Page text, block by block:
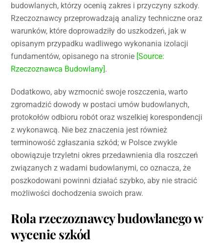
budowlanych, którzy ocenią zakres i przyczyny szkody.
Rzeczoznawcy przeprowadzają analizy techniczne oraz
warunków, które doprowadziły do uszkodzeń, jak w
opisanym przypadku wadliwego wykonania izolacji
fundamentów, opisanego na stronie [Source:
Rzeczoznawca Budowlany].
Dodatkowo, aby wzmocnić swoje roszczenia, warto
zgromadzić dowody w postaci umów budowlanych,
protokołów odbioru robót oraz wszelkiej korespondencji
z wykonawcą. Nie bez znaczenia jest również
terminowość zgłaszania szkód; w Polsce zwykle
obowiązuje trzyletni okres przedawnienia dla roszczeń
związanych z wadami budowlanymi, co oznacza, że
poszkodowani powinni działać szybko, aby nie stracić
możliwości dochodzenia swoich praw.
Rola rzeczoznawcy budowlanego w
wycenie szkód